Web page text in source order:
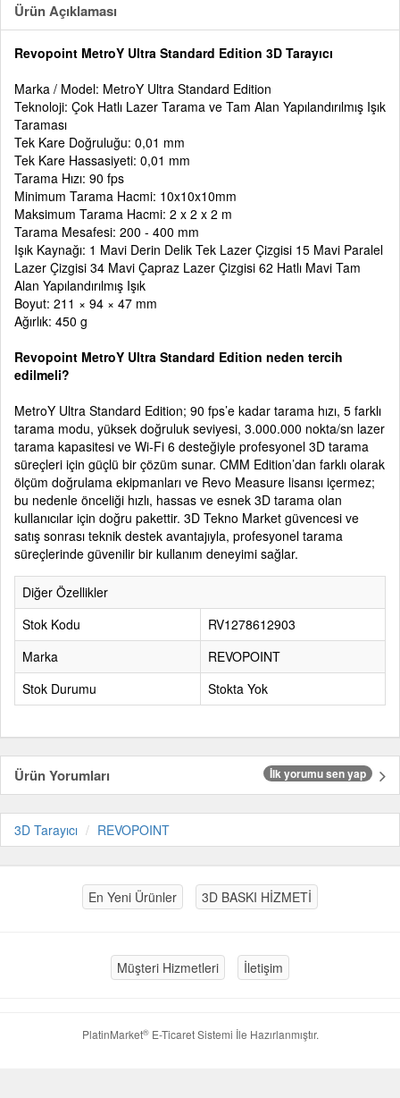
Ürün Açıklaması
Revopoint MetroY Ultra Standard Edition 3D Tarayıcı
Marka / Model: MetroY Ultra Standard Edition
Teknoloji: Çok Hatlı Lazer Tarama ve Tam Alan Yapılandırılmış Işık
Taraması
Tek Kare Doğruluğu: 0,01 mm
Tek Kare Hassasiyeti: 0,01 mm
Tarama Hızı: 90 fps
Minimum Tarama Hacmi: 10x10x10mm
Maksimum Tarama Hacmi: 2 x 2 x 2 m
Tarama Mesafesi: 200 - 400 mm
Işık Kaynağı: 1 Mavi Derin Delik Tek Lazer Çizgisi 15 Mavi Paralel
Lazer Çizgisi 34 Mavi Çapraz Lazer Çizgisi 62 Hatlı Mavi Tam
Alan Yapılandırılmış Işık
Boyut: 211 × 94 × 47 mm
Ağırlık: 450 g
Revopoint MetroY Ultra Standard Edition neden tercih
edilmeli?
MetroY Ultra Standard Edition; 90 fps’e kadar tarama hızı, 5 farklı
tarama modu, yüksek doğruluk seviyesi, 3.000.000 nokta/sn lazer
tarama kapasitesi ve Wi-Fi 6 desteğiyle profesyonel 3D tarama
süreçleri için güçlü bir çözüm sunar. CMM Edition’dan farklı olarak
ölçüm doğrulama ekipmanları ve Revo Measure lisansı içermez;
bu nedenle önceliği hızlı, hassas ve esnek 3D tarama olan
kullanıcılar için doğru pakettir. 3D Tekno Market güvencesi ve
satış sonrası teknik destek avantajıyla, profesyonel tarama
süreçlerinde güvenilir bir kullanım deneyimi sağlar.
Diğer Özellikler
Stok Kodu
RV1278612903
Marka
REVOPOINT
Stok Durumu
Stokta Yok
Ürün Yorumları İlk yorumu sen yap
3D Tarayıcı REVOPOINT
En Yeni Ürünler 3D BASKI HİZMETİ
Müşteri Hizmetleri İletişim
PlatinMarket®E-Ticaret Sistemi İle Hazırlanmıştır.